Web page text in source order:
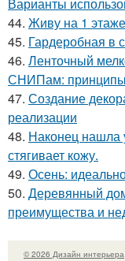
44. Живу на 1
45. Гардеробная в
46. Ленточный
СНИПам: принципы
47. Создание
реализации
48. Наконец нашла
стягивает кожу.
49. Осень:
50. Деревянный
преимущества и
© 2026 Дизайн интерьера